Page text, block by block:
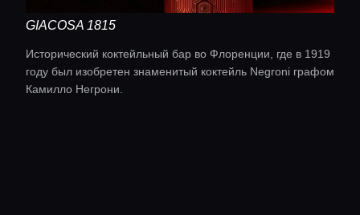
GIACOSA 1815
Исторический коктейльный бар во Флоренции, где в 1919
году был изобретен знаменитый коктейль Negroni графом
Камилло Негрони.